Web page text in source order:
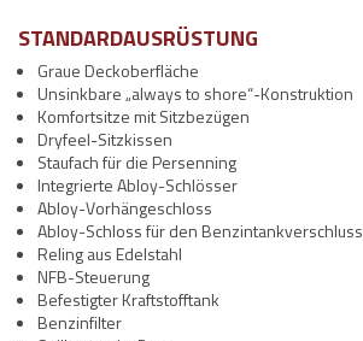
STANDARDAUSRÜSTUNG
Graue Deckoberfläche
Unsinkbare „always to shore“-Konstruktion
Komfortsitze mit Sitzbezügen
Dryfeel-Sitzkissen
Staufach für die Persenning
Integrierte Abloy-Schlösser
Abloy-Vorhängeschloss
Abloy-Schloss für den Benzintankverschluss
Reling aus Edelstahl
NFB-Steuerung
Befestigter Kraftstofftank
Benzinfilter